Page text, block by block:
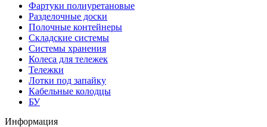
Фартуки полиуретановые
Разделочные доски
Полочные контейнеры
Складские системы
Системы хранения
Колеса для тележек
Тележки
Лотки под запайку
Кабельные колодцы
БУ
Информация